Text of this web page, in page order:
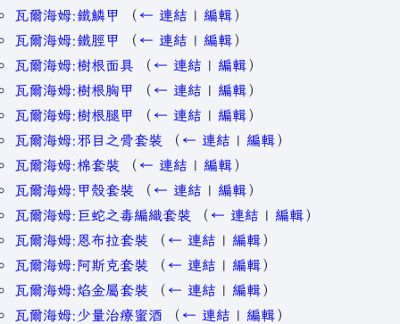
瓦爾海姆:鐵鱗甲
（ ← 連結 | 編輯）
瓦爾海姆:鐵脛甲
（ ← 連結 | 編輯）
瓦爾海姆:樹根面具
（ ← 連結 | 編輯）
瓦爾海姆:樹根胸甲
（ ← 連結 | 編輯）
瓦爾海姆:樹根腿甲
（ ← 連結 | 編輯）
瓦爾海姆:邪目之骨套裝
（ ← 連結 | 編輯）
瓦爾海姆:棉套裝
（ ← 連結 | 編輯）
瓦爾海姆:甲殼套裝
（ ← 連結 | 編輯）
瓦爾海姆:巨蛇之毒編織套裝
（ ← 連結 | 編輯）
瓦爾海姆:恩布拉套裝
（ ← 連結 | 編輯）
瓦爾海姆:阿斯克套裝
（ ← 連結 | 編輯）
瓦爾海姆:焰金屬套裝
（ ← 連結 | 編輯）
瓦爾海姆:少量治療蜜酒
（ ← 連結 | 編輯）